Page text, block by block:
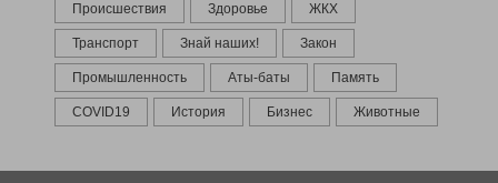
Происшествия Здоровье ЖКХ
Транспорт Знай наших! Закон
Промышленность Аты-баты Память
COVID19 История Бизнес Животные